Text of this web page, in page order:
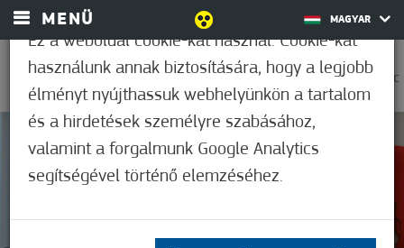
MENÜ MAGYAR
0
37,2°C
Nem értékelt
Ez a weboldal cookie-kat használ. Cookie-kat
használunk annak biztosítására, hogy a legjobb
élményt nyújthassuk webhelyünkön a tartalom
és a hirdetések személyre szabásához,
valamint a forgalmunk Google Analytics
segítségével történő elemzéséhez.